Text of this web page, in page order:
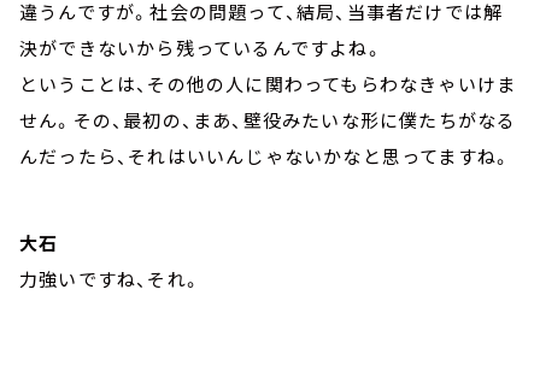
違うんですが。社会の問題って、結局、当事者だけでは解
決ができないから残っているんですよね。
ということは、その他の人に関わってもらわなきゃいけま
せん。その、最初の、まあ、壁役みたいな形に僕たちがなる
んだったら、それはいいんじゃないかなと思ってますね。
大石
力強いですね、それ。